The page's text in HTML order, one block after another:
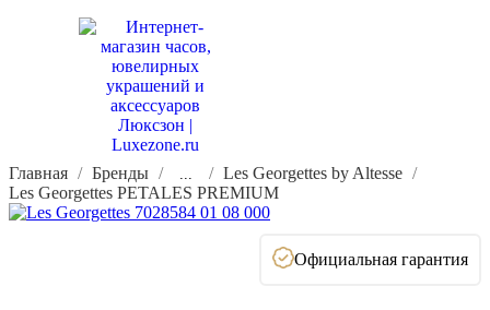
Главная Бренды ...
Les Georgettes by Altesse
Les Georgettes PETALES PREMIUM
Официальная гарантия